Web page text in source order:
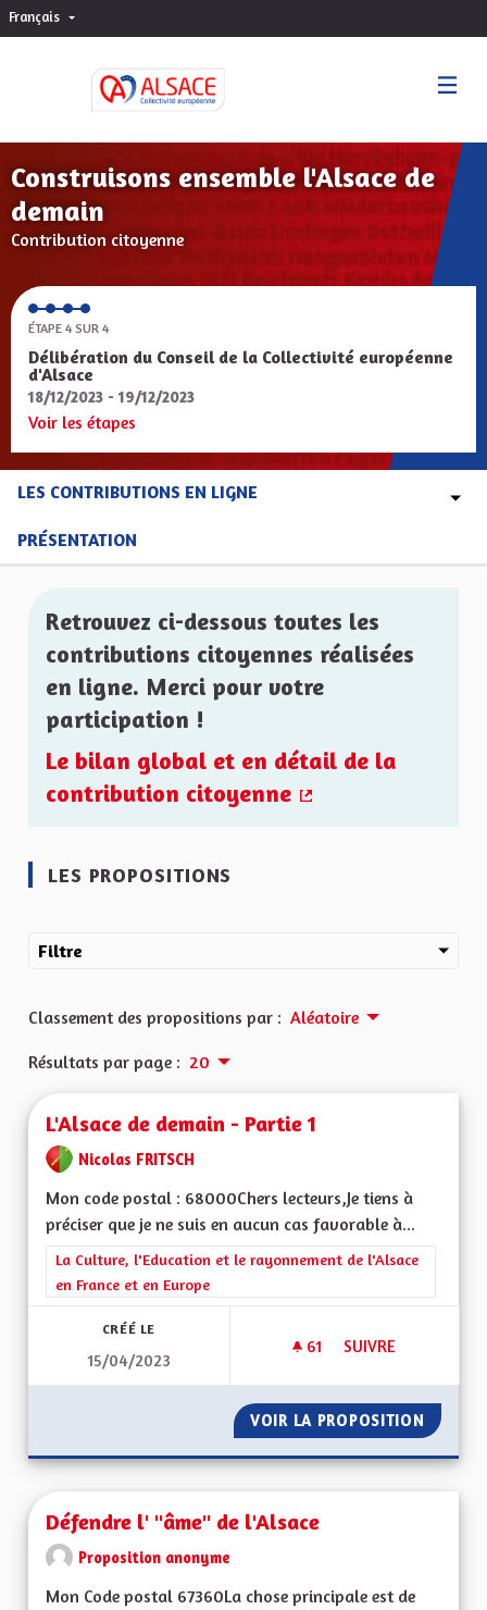
Français Choisir la langue
Construisons ensemble l'Alsace de
demain
Contribution citoyenne
ÉTAPE 4 SUR 4
Délibération du Conseil de la Collectivité européenne
d'Alsace
18/12/2023 - 19/12/2023
Voir les étapes
LES CONTRIBUTIONS EN LIGNE
PRÉSENTATION
Retrouvez ci-dessous toutes les
contributions citoyennes réalisées
en ligne. Merci pour votre
participation !
Le bilan global et en détail de la
contribution citoyenne
LES PROPOSITIONS
Filtre
Classement des propositions par : Aléatoire
Résultats par page : 20
L'Alsace de demain - Partie 1
Nicolas FRITSCH
Mon code postal : 68000Chers lecteurs,Je tiens à
préciser que je ne suis en aucun cas favorable à...
Filtrer les résultats de la catégorie : La Culture, l'Education et
La Culture, l'Education et le rayonnement de l'Alsace
en France et en Europe
CRÉÉ LE
15/04/2023
61 61 ABONNÉS
SUIVRE
VOIR LA PROPOSITION
Défendre l' "âme" de l'Alsace
Proposition anonyme
Mon Code postal 67360La chose principale est de